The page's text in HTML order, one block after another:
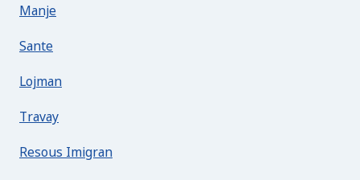
Manje
Sante
Lojman
Travay
Resous Imigran